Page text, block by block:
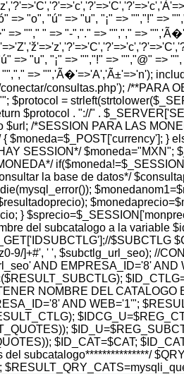
=> "o", "ú" => "u", "¡" => "","!" =>
=> ""," " => "-","." => "","," =>
=> "u", "¡" => "","!" => "","@" =>
=> "",'Ã�'=>'A','Ã±'=>'n');
consultas.php'); /**PARA
$protocol =
$protocol . "://" .
$url; /*SESSION PARA LAS
$moneda=$_POST['currency']; }
SESSION*/
la base de datos*/
}
del subcatalogo a la variable
$SUBCTLG
9/]+#', ' ', $subctlg_url_seo); //
AND EMPRESA_ID='8'
NOMBRE DEL
AND WEB='1'";
$ID_CAT=$CAT;
del subcatalogo***************/